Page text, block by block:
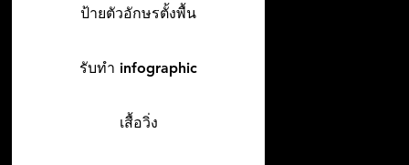
ป้ายตัวอักษรตั้งพื้น
รับทำ infographic
เสื้อวิ่ง